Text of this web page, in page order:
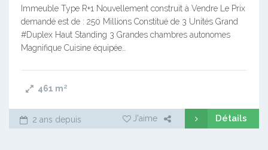
Immeuble Type R+1 Nouvellement construit à Vendre Le Prix
demandé est de : 250 Millions Constitué de 3 Unités Grand
#Duplex Haut Standing 3 Grandes chambres autonomes
Magnifique Cuisine équipée…
461 m²
2 ans depuis J'aime Détails